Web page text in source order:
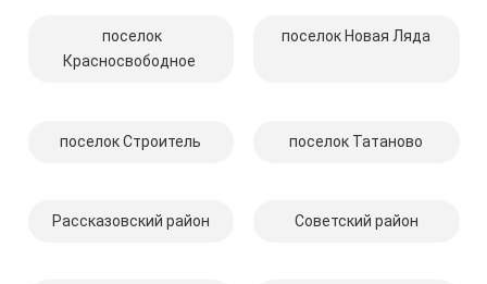
поселок
Красносвободное
поселок Новая Ляда
поселок Строитель поселок Татаново
Рассказовский район Советский район